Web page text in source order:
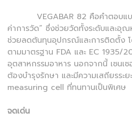
VEGABAR 82 คือคำตอบแบบ
ค่าการวัด” ซึ่งช่วยวัดทั้งระดับและอุ
ช่วยลดต้นทุนอุปกรณ์และการติดตั้ง
ตามมาตรฐาน FDA และ EC 1935/
อุตสาหกรรมอาหาร นอกจากนี้ เซนเ
ต้องบำรุงรักษา และมีความเสถียรระ
measuring cell ที่ทนทานเป็นพิเศษ
จุดเด่น